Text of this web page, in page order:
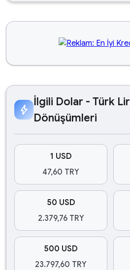
bolt
İlgili Dolar - Türk
Dönüşümleri
1 USD
47,60 TRY
50 USD
2.379,76 TRY
500 USD
23.797,60 TRY